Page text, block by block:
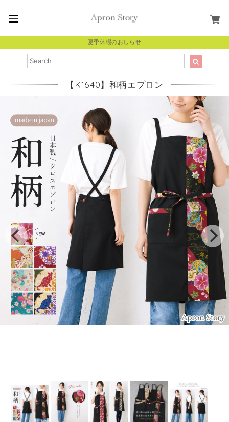
夏季休暇のおしらせ
【K1640】和柄エプロン